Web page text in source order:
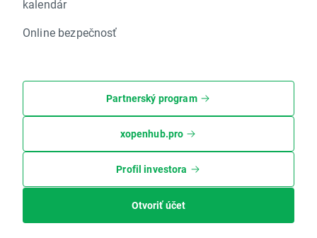
kalendár
Online bezpečnosť
Partnerský program
xopenhub.pro
Profil investora
Otvoriť účet